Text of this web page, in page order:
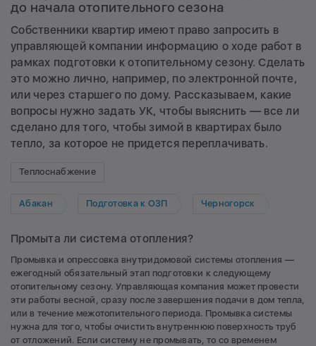
до начала отопительного сезона
Собственники квартир имеют право запросить в
управляющей компании информацию о ходе работ в
рамках подготовки к отопительному сезону. Сделать
это можно лично, например, по электронной почте,
или через старшего по дому. Рассказываем, какие
вопросы нужно задать УК, чтобы выяснить — все ли
сделано для того, чтобы зимой в квартирах было
тепло, за которое не придется переплачивать.
Теплоснабжение
Абакан Подготовка к ОЗП Черногорск
Промыта ли система отопления?
Промывка и опрессовка внутридомовой системы отопления —
ежегодный обязательный этап подготовки к следующему
отопительному сезону. Управляющая компания может провести
эти работы весной, сразу после завершения подачи в дом тепла,
или в течение межотопительного периода. Промывка системы
нужна для того, чтобы очистить внутреннюю поверхность труб
от отложений. Если систему не промывать, то со временем